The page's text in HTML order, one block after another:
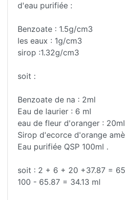
d'eau purifiée :
Benzoate : 1.5g/cm3
les eaux : 1g/cm3
sirop :1.32g/cm3
soit :
Benzoate de na : 2ml
Eau de laurier : 6 ml
eau de fleur d'oranger : 20ml
Sirop d'ecorce d'orange
Eau purifiée QSP 100ml .
soit : 2 + 6 + 20 +37.87 =
100 - 65.87 = 34.13 ml